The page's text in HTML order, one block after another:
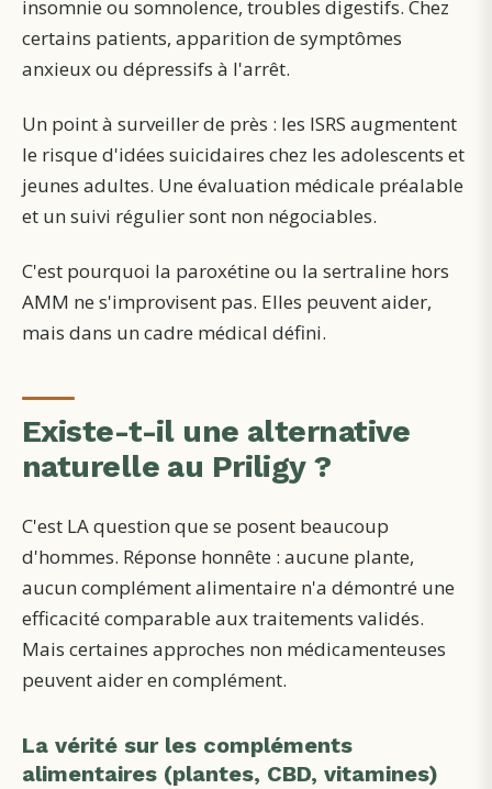
insomnie ou somnolence, troubles digestifs. Chez
certains patients, apparition de symptômes
anxieux ou dépressifs à l'arrêt.
Un point à surveiller de près : les ISRS augmentent
le risque d'idées suicidaires chez les adolescents et
jeunes adultes. Une évaluation médicale préalable
et un suivi régulier sont non négociables.
C'est pourquoi la paroxétine ou la sertraline hors
AMM ne s'improvisent pas. Elles peuvent aider,
mais dans un cadre médical défini.
Existe-t-il une alternative
naturelle au Priligy ?
C'est LA question que se posent beaucoup
d'hommes. Réponse honnête : aucune plante,
aucun complément alimentaire n'a démontré une
efficacité comparable aux traitements validés.
Mais certaines approches non médicamenteuses
peuvent aider en complément.
La vérité sur les compléments
alimentaires (plantes, CBD, vitamines)